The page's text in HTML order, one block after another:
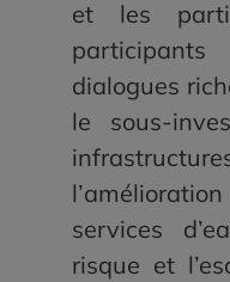
et les
dialogues
le sous-
services
risque et